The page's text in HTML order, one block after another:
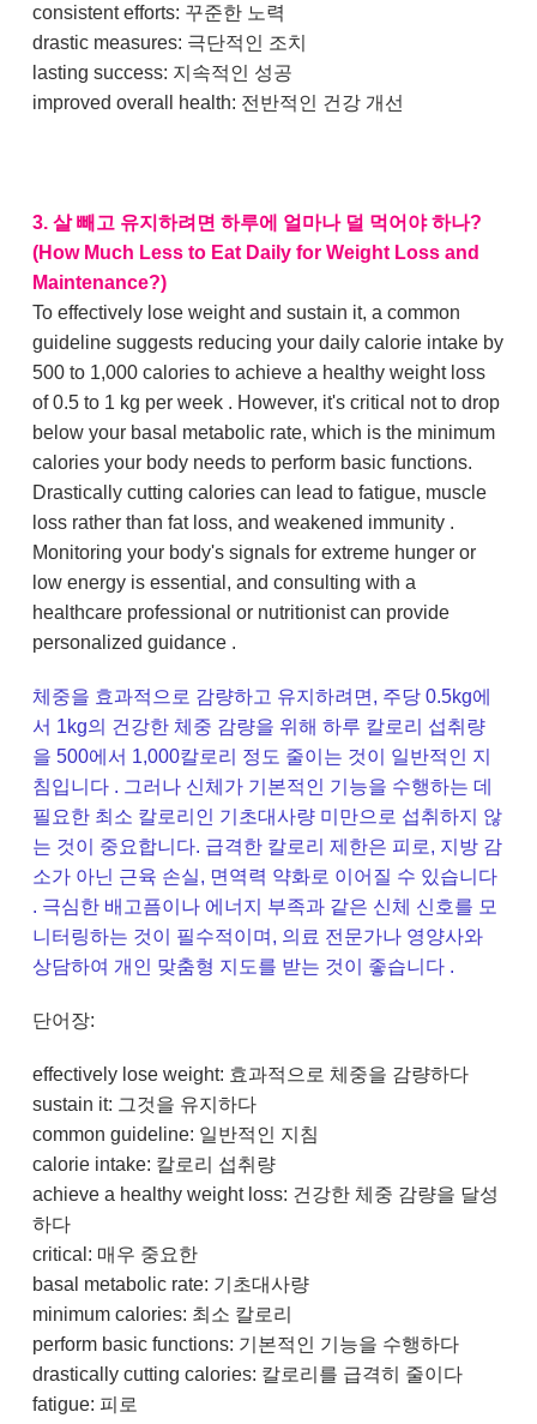
consistent efforts: 꾸준한 노력
drastic measures: 극단적인 조치
lasting success: 지속적인 성공
improved overall health: 전반적인 건강 개선
3. 살 빼고 유지하려면 하루에 얼마나 덜 먹어야 하나?
(How Much Less to Eat Daily for Weight Loss and
Maintenance?)
To effectively lose weight and sustain it, a common
guideline suggests reducing your daily calorie intake by
500 to 1,000 calories to achieve a healthy weight loss
of 0.5 to 1 kg per week . However, it's critical not to drop
below your basal metabolic rate, which is the minimum
calories your body needs to perform basic functions.
Drastically cutting calories can lead to fatigue, muscle
loss rather than fat loss, and weakened immunity .
Monitoring your body's signals for extreme hunger or
low energy is essential, and consulting with a
healthcare professional or nutritionist can provide
personalized guidance .
체중을 효과적으로 감량하고 유지하려면, 주당 0.5kg에
서 1kg의 건강한 체중 감량을 위해 하루 칼로리 섭취량
을 500에서 1,000칼로리 정도 줄이는 것이 일반적인 지
침입니다 . 그러나 신체가 기본적인 기능을 수행하는 데
필요한 최소 칼로리인 기초대사량 미만으로 섭취하지 않
는 것이 중요합니다. 급격한 칼로리 제한은 피로, 지방 감
소가 아닌 근육 손실, 면역력 약화로 이어질 수 있습니다
. 극심한 배고픔이나 에너지 부족과 같은 신체 신호를 모
니터링하는 것이 필수적이며, 의료 전문가나 영양사와
상담하여 개인 맞춤형 지도를 받는 것이 좋습니다 .
단어장:
effectively lose weight: 효과적으로 체중을 감량하다
sustain it: 그것을 유지하다
common guideline: 일반적인 지침
calorie intake: 칼로리 섭취량
achieve a healthy weight loss: 건강한 체중 감량을 달성
하다
critical: 매우 중요한
basal metabolic rate: 기초대사량
minimum calories: 최소 칼로리
perform basic functions: 기본적인 기능을 수행하다
drastically cutting calories: 칼로리를 급격히 줄이다
fatigue: 피로